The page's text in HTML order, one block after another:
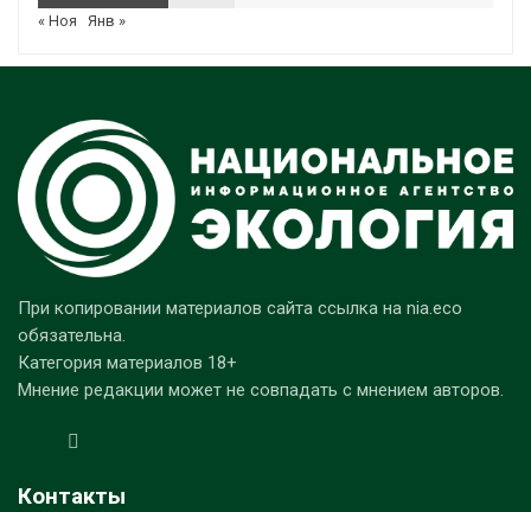
« Ноя
Янв »
При копировании материалов сайта ссылка на nia.eco
обязательна.
Категория материалов 18+
Мнение редакции может не совпадать с мнением авторов.
Контакты